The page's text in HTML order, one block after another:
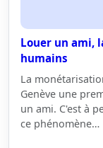
Louer un ami,
humains
La
Genève une
un ami. C'est à
ce phénomène…